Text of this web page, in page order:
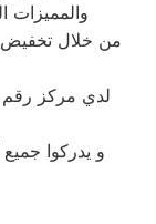
والمميزات
من خلال تخفيض
لدي مركز رقم
و يدركوا